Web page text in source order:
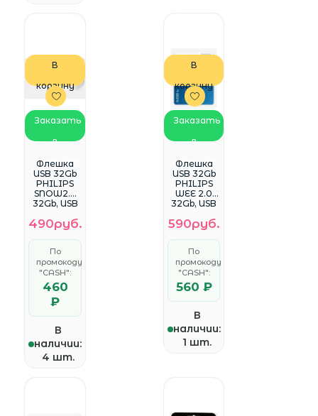
В
корзину
Заказать
в
WhatsApp
Флешка
USB 32Gb
PHILIPS
SNOW2.0
32Gb, USB
<FM32FD7
0B/97>
490руб.
По
промокоду
"CASH":
460
₽
В
наличии:
4 шт.
В
корзину
Заказать
в
WhatsApp
Флешка
USB 32Gb
PHILIPS
WEE 2.0
32Gb, USB
<FM32FD11
0B/97>
590руб.
По
промокоду
"CASH":
560 ₽
В
наличии:
1 шт.